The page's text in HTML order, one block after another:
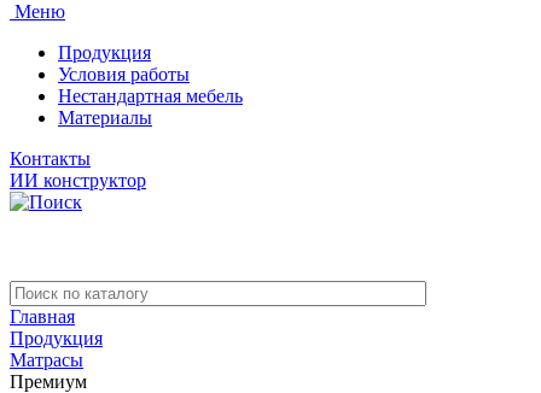
Меню
Продукция
Условия работы
Нестандартная мебель
Материалы
Контакты
ИИ конструктор
Главная
Продукция
Матрасы
Премиум